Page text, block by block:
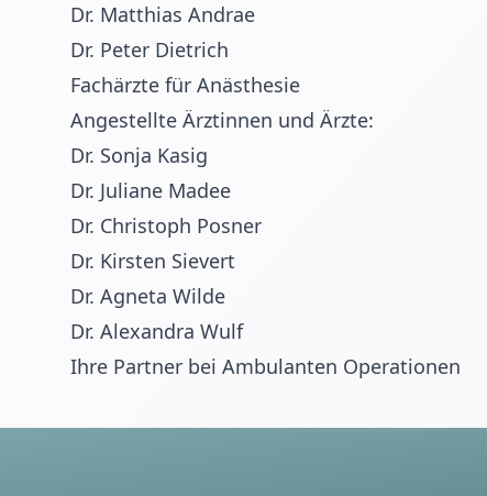
Dr. Matthias Andrae
Dr. Peter Dietrich
Fachärzte für Anästhesie
Angestellte Ärztinnen und Ärzte:
Dr. Sonja Kasig
Dr. Juliane Madee
Dr. Christoph Posner
Dr. Kirsten Sievert
Dr. Agneta Wilde
Dr. Alexandra Wulf
Ihre Partner bei Ambulanten Operationen